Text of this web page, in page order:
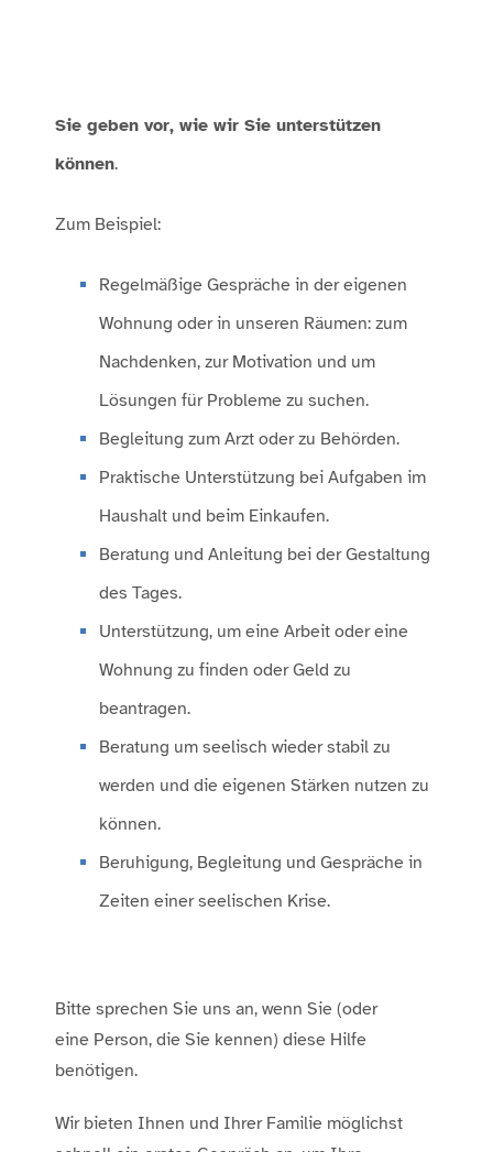
Sie geben vor, wie wir Sie unterstützen
können.
Zum Beispiel:
Regelmäßige Gespräche in der eigenen
Wohnung oder in unseren Räumen: zum
Nachdenken, zur Motivation und um
Lösungen für Probleme zu suchen.
Begleitung zum Arzt oder zu Behörden.
Praktische Unterstützung bei Aufgaben im
Haushalt und beim Einkaufen.
Beratung und Anleitung bei der Gestaltung
des Tages.
Unterstützung, um eine Arbeit oder eine
Wohnung zu finden oder Geld zu
beantragen.
Beratung um seelisch wieder stabil zu
werden und die eigenen Stärken nutzen zu
können.
Beruhigung, Begleitung und Gespräche in
Zeiten einer seelischen Krise.
Bitte sprechen Sie uns an, wenn Sie (oder
eine Person, die Sie kennen) diese Hilfe
benötigen.
Wir bieten Ihnen und Ihrer Familie möglichst